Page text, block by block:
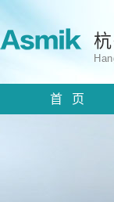
首 页